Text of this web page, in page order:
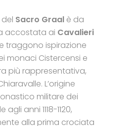
Sacro Graal è da
accostata ai Cavalieri
traggono ispirazione
monaci Cistercensi e
più rappresentativa,
L’origine
militare dei
anni 1118-1120,
alla prima crociata